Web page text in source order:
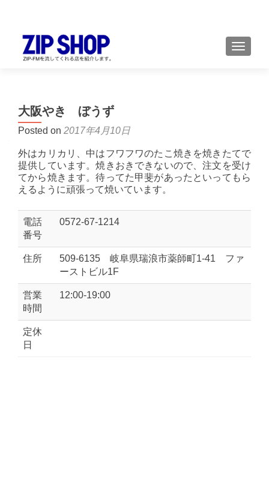
大阪やき ぼうず
Posted on 2017年4月10日
外はカリカリ、中はフワフワのたこ焼きを焼きたてで
提供しています。焼きおきできないので、注文を受け
てから焼きます。待ってた甲斐があったといってもら
えるように頑張って焼いています。
電話
番号
0572-67-1214
住所
509-6135 岐阜県瑞浪市薬師町1-41 ファ
ーストビル1F
営業
時間
12:00-19:00
定休
日